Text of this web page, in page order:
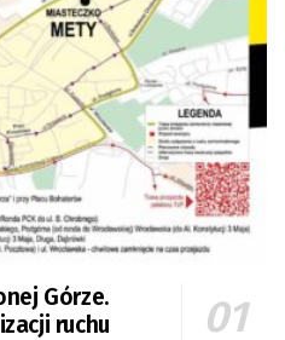
Górze.
ruchu